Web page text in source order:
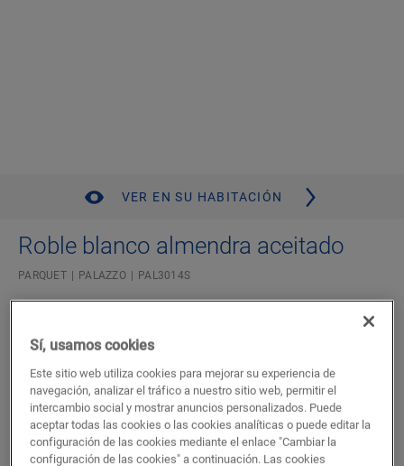
VER EN SU HABITACIÓN
Roble blanco almendra aceitado
PARQUET PALAZZO PAL3014S
Garantía residencial de por vida
Wood for Life
Plancha ancha elegante
110,87€/m²
P.V.P Recomendado ( IVA incluido)
Sí, usamos cookies
Este sitio web utiliza cookies para mejorar su experiencia de
navegación, analizar el tráfico a nuestro sitio web, permitir el
intercambio social y mostrar anuncios personalizados. Puede
aceptar todas las cookies o las cookies analíticas o puede editar la
configuración de las cookies mediante el enlace "Cambiar la
configuración de las cookies" a continuación. Las cookies